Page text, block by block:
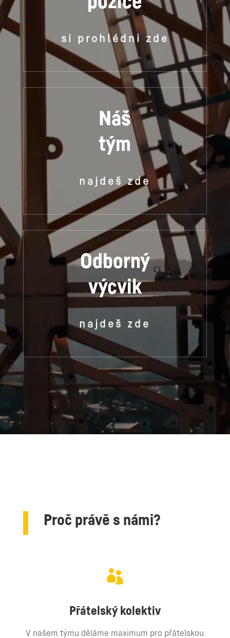
si prohlédni zde
Náš
tým
najdeš zde
Odborný
výcvik
najdeš zde
Proč právě s námi?

Přátelský kolektiv
V našem týmu děláme maximum pro přátelskou